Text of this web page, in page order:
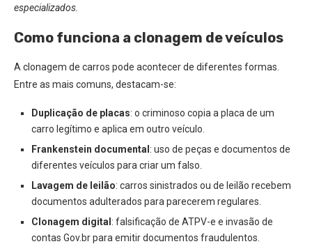
especializados.
Como funciona a clonagem de veículos
A clonagem de carros pode acontecer de diferentes formas.
Entre as mais comuns, destacam-se:
Duplicação de placas: o criminoso copia a placa de um
carro legítimo e aplica em outro veículo.
Frankenstein documental : uso de peças e documentos de
diferentes veículos para criar um falso.
Lavagem de leilão: carros sinistrados ou de leilão recebem
documentos adulterados para parecerem regulares.
Clonagem digital : falsificação de ATPV-e e invasão de
contas Gov.br para emitir documentos fraudulentos.